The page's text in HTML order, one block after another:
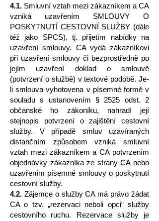
4.1. Smluvní vztah mezi zákazníkem a CA
vzniká uzavřením SMLOUVY O
POSKYTNUTÍ CESTOVNÍ SLUŽBY (dále
též jako SPCS), tj. přijetím nabídky na
uzavření smlouvy. CA vydá zákazníkovi
při uzavření smlouvy či bezprostředně po
jejím uzavření doklad o smlouvě
(potvrzení o službě) v textové podobě. Je-
li smlouva vyhotovena v písemné formě v
souladu s ustanovením § 2525 odst. 2
občanské ho zákoníku, nahradí její
stejnopis potvrzení o zajištění cestovní
služby. V případě smluv uzavíraných
distančním způsobem vzniká smluvní
vztah mezi zákazníkem a CA potvrzením
objednávky zákazníka ze strany CA nebo
uzavřením písemné smlouvy o poskytnutí
cestovní služby.
4.2. Zájemce o služby CA má právo žádat
CA o tzv. „rezervaci neboli opci“ služby
cestovního ruchu. Rezervace služby je